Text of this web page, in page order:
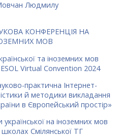
Людмилу
КОНФЕРЕНЦІЯ НА
МОВ
та іноземних мов
Virtual Convention 2024
практична Інтернет-
й методики викладання
в Європейський простір»
на іноземних мов
Смілянської ТГ